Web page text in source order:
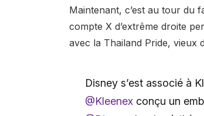
Maintenant, c’est au tour du
compte X d’extrême droite
avec la Thailand Pride, vieux
Disney s’est associé à
@Kleenexconçu un